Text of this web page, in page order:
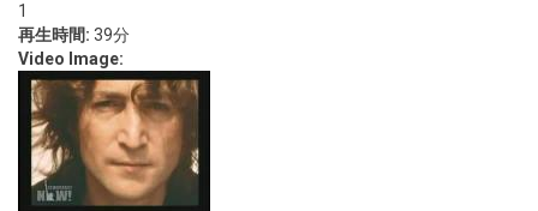
1
再生時間: 39分
Video Image: